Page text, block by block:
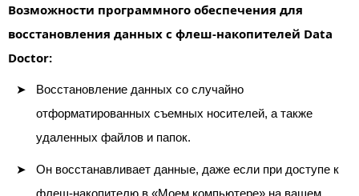
Возможности программного обеспечения для
восстановления данных с флеш-накопителей Data
Doctor:
Восстановление данных со случайно
отформатированных съемных носителей, а также
удаленных файлов и папок.
Он восстанавливает данные, даже если при доступе к
флеш-накопителю в «Моем компьютере» на вашем